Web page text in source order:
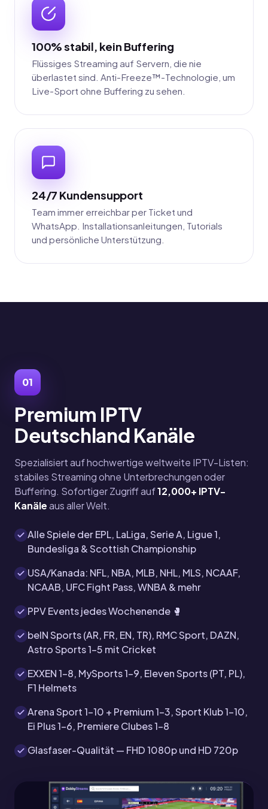
100% stabil, kein Buffering
Flüssiges Streaming auf Servern, die nie
überlastet sind. Anti-Freeze™-Technologie, um
Live-Sport ohne Buffering zu sehen.
24/7 Kundensupport
Team immer erreichbar per Ticket und
WhatsApp. Installationsanleitungen, Tutorials
und persönliche Unterstützung.
01
Premium IPTV
Deutschland Kanäle
Spezialisiert auf hochwertige weltweite IPTV-Listen:
stabiles Streaming ohne Unterbrechungen oder
Buffering. Sofortiger Zugriff auf12,000+ IPTV-
Kanäleaus aller Welt.
Alle Spiele der EPL, LaLiga, Serie A, Ligue 1,
Bundesliga & Scottish Championship
USA/Kanada: NFL, NBA, MLB, NHL, MLS, NCAAF,
NCAAB, UFC Fight Pass, WNBA & mehr
PPV Events jedes Wochenende 🥊
beIN Sports (AR, FR, EN, TR), RMC Sport, DAZN,
Astro Sports 1-5 mit Cricket
EXXEN 1-8, MySports 1-9, Eleven Sports (PT, PL),
F1 Helmets
Arena Sport 1-10 + Premium 1-3, Sport Klub 1-10,
Ei Plus 1-6, Premiere Clubes 1-8
Glasfaser-Qualität — FHD 1080p und HD 720p